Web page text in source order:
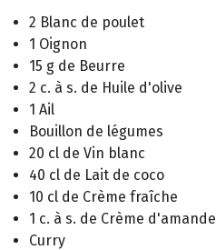
2 Blanc de poulet
1 Oignon
15 g de Beurre
2 c. à s. de Huile d'olive
1 Ail
Bouillon de légumes
20 cl de Vin blanc
40 cl de Lait de coco
10 cl de Crème fraîche
1 c. à s. de Crème d'amande
Curry